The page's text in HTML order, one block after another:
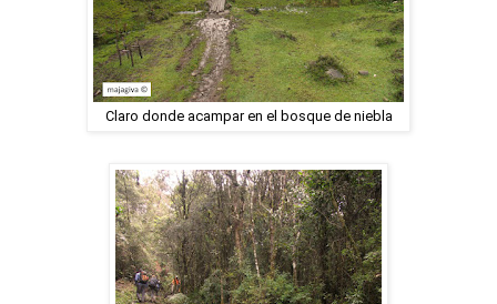
Claro donde acampar en el bosque de niebla